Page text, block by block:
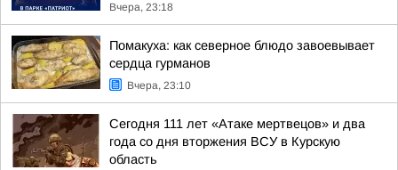
Вчера, 23:18
Помакуха: как северное блюдо завоевывает
сердца гурманов
Вчера, 23:10
Сегодня 111 лет «Атаке мертвецов» и два
года со дня вторжения ВСУ в Курскую
область